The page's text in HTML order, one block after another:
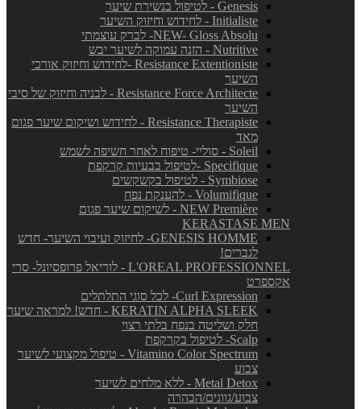
Genesis - לטיפול בנשירת שיער
Initialiste - לחידוש וחיזוק השיער
NEW- Gloss Absolu- לברק עוצמתי
Nutritive - הזנה עמוקה לשיער יבש
Resistance Extentioniste -לחידוש וחיזוק אורכי
השיער
Resistance Force Architecte - לבניה וחיזוק של סיבי
השיער
Resistance Therapiste - לחידוש ושיקום שיער פגום
מאד
Soleil - סוליי- טיפוח לאחר חשיפה לשמש
Specifique -לטיפול בבעיות קרקפת
Symbiose - לטיפול בקשקשים
Volumifique - להענקת נפח
NEW Première - לשיקום שיער פגום
KERASTASE MEN
GENESIS HOMME- לחיזוק ועיבוי השיער- חדש
לגברים!
L'OREAL PROFESSIONNEL - לוריאל פרופסיונל- סרי
אקספרט
Curl Expression- לכל סוגי התלתלים
KERATIN ALPHA SLEEK - חדש! למראה שיער
חלק ושליטה בנפח בלתי רצוי
Scalp- לטיפול בקרקפת
Vitamino Color Spectrum - טיפול מקצועי לשיער
צבוע
Metal Detox - ללא מלחים לשיער
צבוע/גוונים/הבהרה